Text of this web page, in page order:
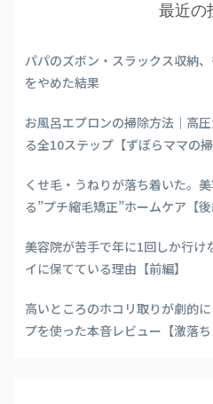
最近の
パパのズボン・スラックス収納
をやめた結果
お風呂エプロンの掃除方法｜高
る全10ステップ【ずぼらママの掃
くせ毛・うねりが落ち着いた。
る”プチ縮毛矯正”ホームケア【後
美容院が苦手で年に1回しか行け
イに保てている理由【前編】
高いところのホコリ取りが劇的
プを使った本音レビュー【激落